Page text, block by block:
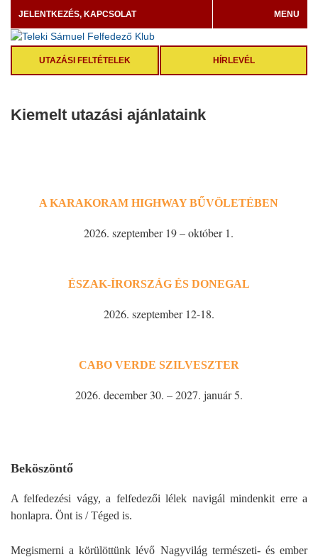
JELENTKEZÉS, KAPCSOLAT MENU
UTAZÁSI FELTÉTELEK HÍRLEVÉL
Kiemelt utazási ajánlataink
A KARAKORAM HIGHWAY BŰVÖLETÉBEN
2026. szeptember 19 – október 1.
ÉSZAK-ÍRORSZÁG ÉS DONEGAL
2026. szeptember 12-18.
CABO VERDE SZILVESZTER
2026. december 30. – 2027. január 5.
Beköszöntő
A felfedezési vágy, a felfedezői lélek navigál mindenkit erre a
honlapra. Önt is / Téged is.
Megismerni a körülöttünk lévő Nagyvilág természeti- és ember